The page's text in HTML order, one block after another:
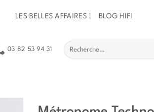
LES BELLES AFFAIRES ! BLOG HIFI
03 82 53 94 31
Recherche
pour :